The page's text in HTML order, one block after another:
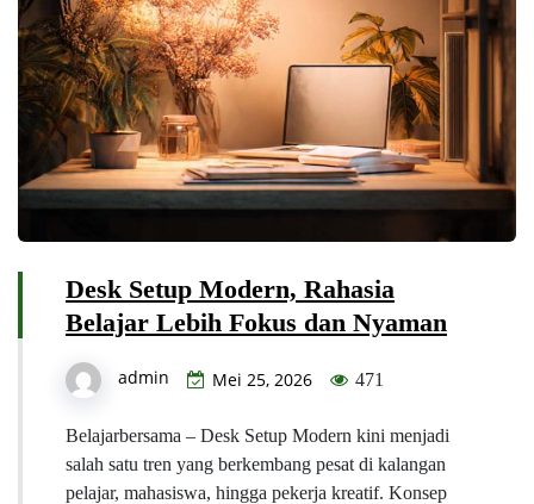
Desk Setup Modern, Rahasia
Belajar Lebih Fokus dan Nyaman
admin Mei 25, 2026 471
Belajarbersama – Desk Setup Modern kini menjadi
salah satu tren yang berkembang pesat di kalangan
pelajar, mahasiswa, hingga pekerja kreatif. Konsep